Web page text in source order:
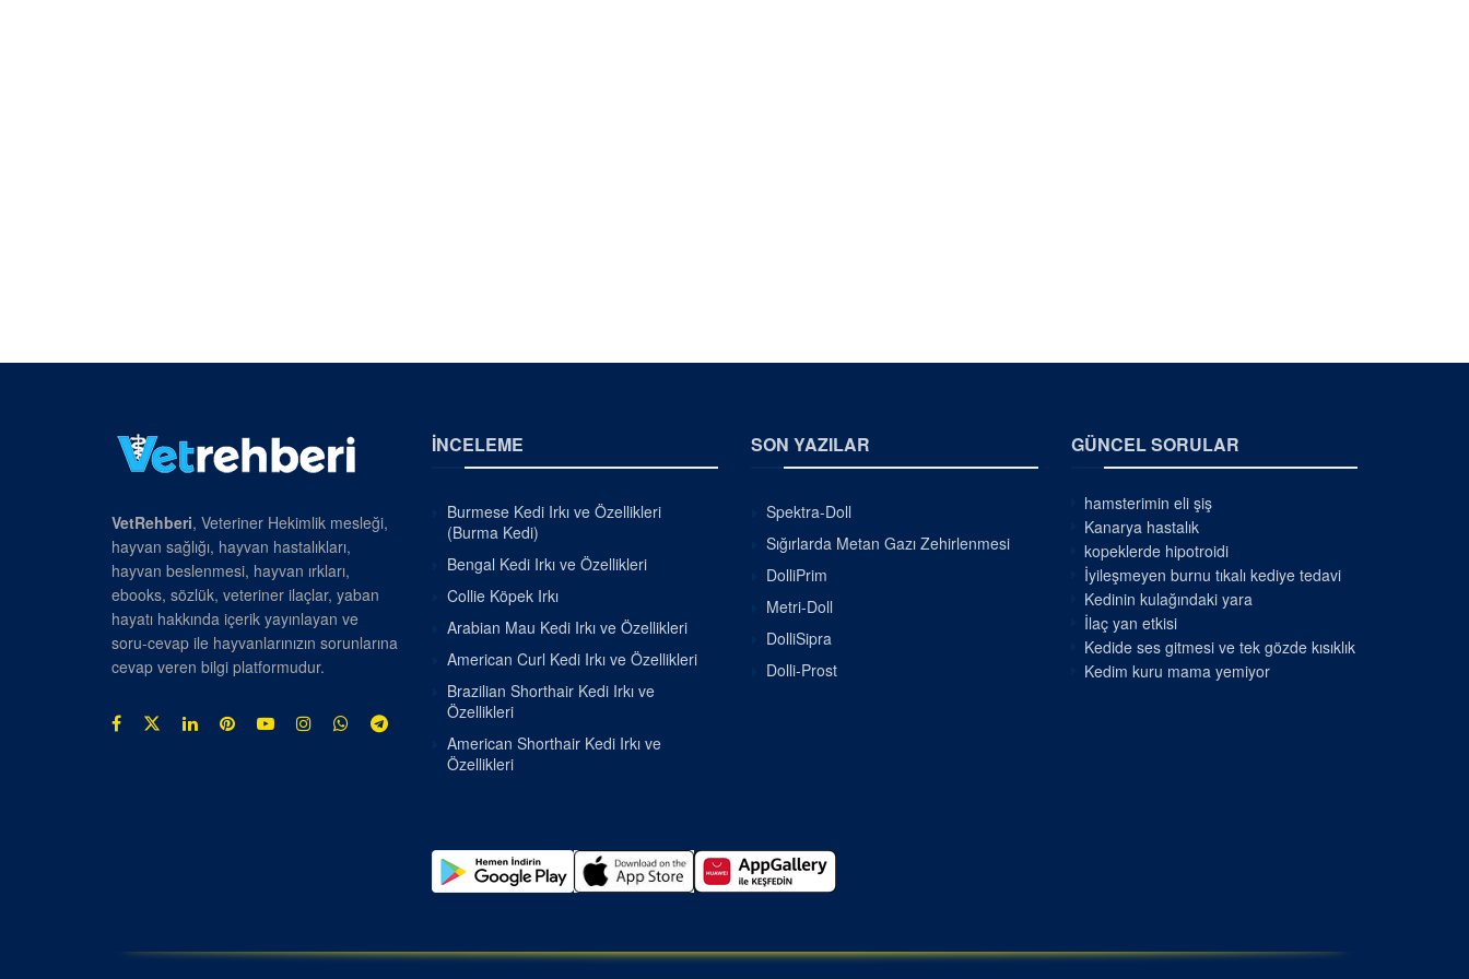
VetRehberi, Veteriner Hekimlik mesleği,
hayvan sağlığı, hayvan hastalıkları,
hayvan beslenmesi, hayvan ırkları,
ebooks, sözlük, veteriner ilaçlar, yaban
hayatı hakkında içerik yayınlayan ve
soru-cevap ile hayvanlarınızın sorunlarına
cevap veren bilgi platformudur.
İNCELEME
Burmese Kedi Irkı ve Özellikleri
(Burma Kedi)
Bengal Kedi Irkı ve Özellikleri
Collie Köpek Irkı
Arabian Mau Kedi Irkı ve Özellikleri
American Curl Kedi Irkı ve Özellikleri
Brazilian Shorthair Kedi Irkı ve
Özellikleri
American Shorthair Kedi Irkı ve
Özellikleri
SON YAZILAR
Spektra-Doll
Sığırlarda Metan Gazı Zehirlenmesi
DolliPrim
Metri-Doll
DolliSipra
Dolli-Prost
GÜNCEL SORULAR
hamsterimin eli şiş
Kanarya hastalık
kopeklerde hipotroidi
İyileşmeyen burnu tıkalı kediye tedavi
Kedinin kulağındaki yara
İlaç yan etkisi
Kedide ses gitmesi ve tek gözde kısıklık
Kedim kuru mama yemiyor